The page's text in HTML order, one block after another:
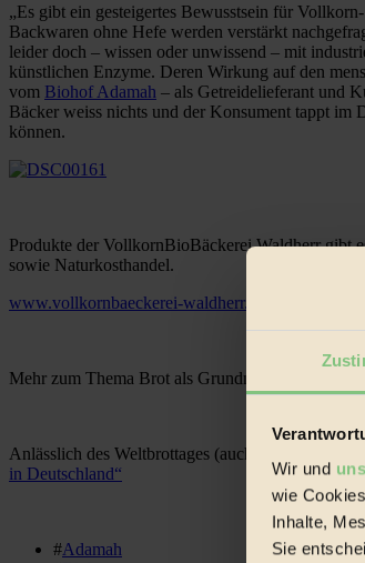
Wir und
wie
Inhalte,
Sie
„Es gibt ein gesteigertes Bewusstsein für
Backwaren ohne Hefe werden verstärkt
leider doch – wissen oder unwissend – mit
künstlichen Enzyme. Deren Wirkung auf den
vom Biohof Adamah – als Getreidelieferant und
Bäcker weiss nichts und der Konsument tappt im
können.
Produkte der VollkornBioBäckerei Waldherr gibt
sowie Naturkosthandel.
www.vollkornbaeckerei-waldherr.at
Mehr zum Thema Brot als Grundnahrungsmittel: in
Anlässlich des Weltbrottages (auch als
in Deutschland“
#Adamah